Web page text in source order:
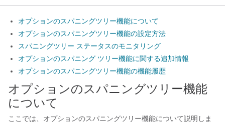
オプションのスパニングツリー機能について
オプションのスパニングツリー機能の設定方法
スパニングツリー ステータスのモニタリング
オプションのスパニング ツリー機能に関する追加情報
オプションのスパニングツリー機能の機能履歴
オプションのスパニングツリー機能
について
ここでは、オプションのスパニングツリー機能について説明しま